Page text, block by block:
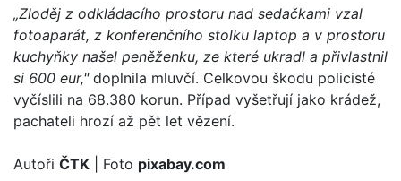
„Zloděj z odkládacího prostoru nad sedačkami vzal
fotoaparát, z konferenčního stolku laptop a v prostoru
kuchyňky našel peněženku, ze které ukradl a přivlastnil
si 600 eur,"doplnila mluvčí. Celkovou škodu policisté
vyčíslili na 68.380 korun. Případ vyšetřují jako krádež,
pachateli hrozí až pět let vězení.
Autoři ČTK | Foto pixabay.com